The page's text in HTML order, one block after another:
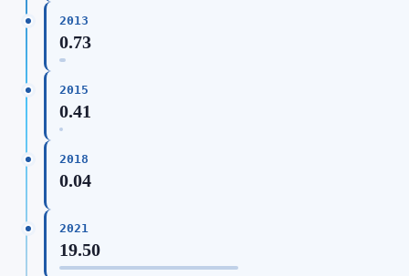
2013
0.73
2015
0.41
2018
0.04
2021
19.50